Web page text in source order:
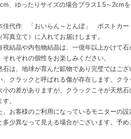
、ゆったりサイズの場合プラス1.5～2cmを
佳代作 「おいらん～とんぼ」 ポストカー
写真立て）に入れてお届けします。
結晶や内包物結晶は、一億年以上かけて石
それぞれの個性をお楽しみください。
石は、地球が育んだ鉱物であり完璧ではご
、クラックと呼ばれる傷が存在します。ク
小の差がありますが、クラックこそが天然
す。
、お客様のご利用になっているモニターの
多少異なって見える場合がございます。予め